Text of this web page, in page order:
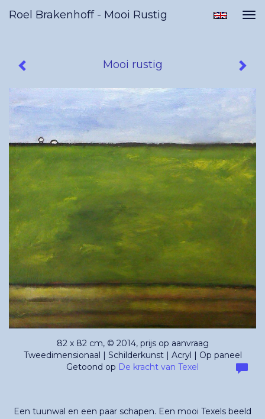
Roel Brakenhoff - Mooi Rustig
Mooi rustig
82 x 82 cm, © 2014, prijs op aanvraag
Tweedimensionaal | Schilderkunst | Acryl | Op paneel
Getoond op De kracht van Texel
Een tuunwal en een paar schapen. Een mooi Texels beeld